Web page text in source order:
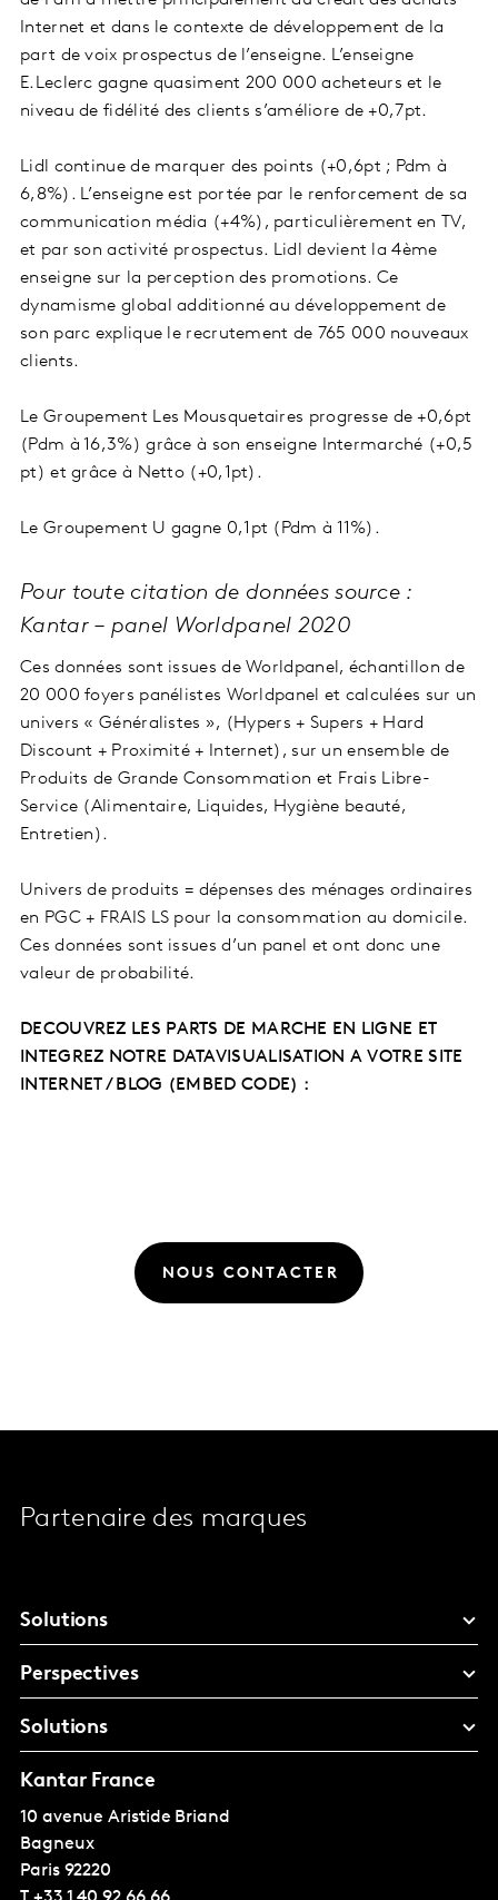
Internet et dans le contexte de développement de la
part de voix prospectus de l’enseigne. L’enseigne
E.Leclerc gagne quasiment 200 000 acheteurs et le
niveau de fidélité des clients s’améliore de +0,7pt.
Lidl continue de marquer des points (+0,6pt ; Pdm à
6,8%). L’enseigne est portée par le renforcement de sa
communication média (+4%), particulièrement en TV,
et par son activité prospectus. Lidl devient la 4ème
enseigne sur la perception des promotions. Ce
dynamisme global additionné au développement de
son parc explique le recrutement de 765 000 nouveaux
clients.
Le Groupement Les Mousquetaires progresse de +0,6pt
(Pdm à 16,3%) grâce à son enseigne Intermarché (+0,5
pt) et grâce à Netto (+0,1pt).
Le Groupement U gagne 0,1pt (Pdm à 11%).
Pour toute citation de données source :
Kantar – panel Worldpanel 2020
Ces données sont issues de Worldpanel, échantillon de
20 000 foyers panélistes Worldpanel et calculées sur un
univers « Généralistes », (Hypers + Supers + Hard
Discount + Proximité + Internet), sur un ensemble de
Produits de Grande Consommation et Frais Libre-
Service (Alimentaire, Liquides, Hygiène beauté,
Entretien).
Univers de produits = dépenses des ménages ordinaires
en PGC + FRAIS LS pour la consommation au domicile.
Ces données sont issues d’un panel et ont donc une
valeur de probabilité.
DECOUVREZ LES PARTS DE MARCHE EN LIGNE ET
INTEGREZ NOTRE DATAVISUALISATION A VOTRE SITE
INTERNET / BLOG (EMBED CODE) :
NOUS CONTACTER
Partenaire des marques
Solutions
Perspectives
Solutions
Kantar France
10 avenue Aristide Briand
Bagneux
Paris 92220